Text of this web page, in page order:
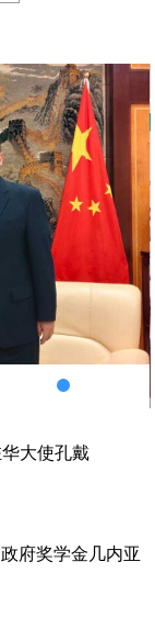
大使孔戴
府奖学金几内亚